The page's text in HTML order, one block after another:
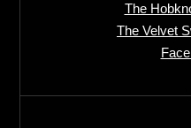
The
The Velvet